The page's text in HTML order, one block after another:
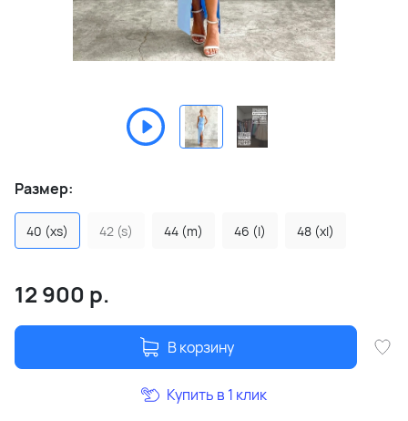
Размер:
40 (xs) 42 (s) 44 (m) 46 (l) 48 (xl)
12 900 р.
В корзину
Купить в 1 клик